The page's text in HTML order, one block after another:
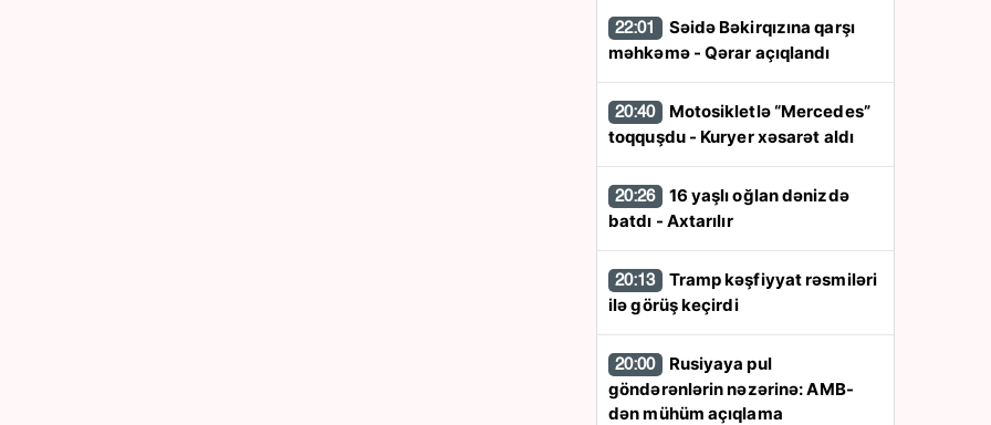
22:01
məhkəmə - Qərar açıqlandı
20:40
toqquşdu - Kuryer xəsarət aldı
20:26
batdı - Axtarılır
20:13
ilə görüş keçirdi
20:00
göndərənlərin nəzərinə: AMB-
dən mühüm açıqlama